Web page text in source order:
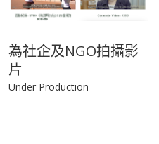
為社企及NGO拍攝影
片
Under Production